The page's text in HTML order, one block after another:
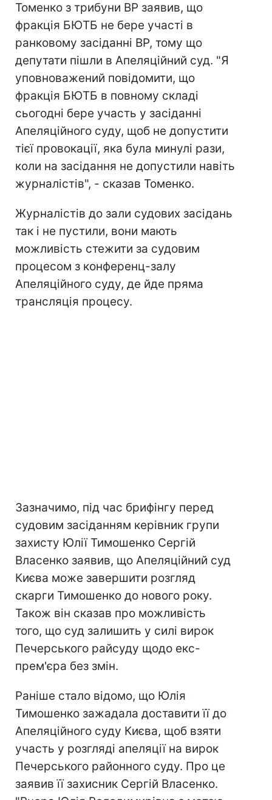
Томенко з трибуни ВР заявив, що
фракція БЮТБ не бере участі в
ранковому засіданні ВР, тому що
депутати пішли в Апеляційний суд. "Я
уповноважений повідомити, що
фракція БЮТБ в повному складі
сьогодні бере участь у засіданні
Апеляційного суду, щоб не допустити
тієї провокації, яка була минулі рази,
коли на засідання не допустили навіть
журналістів", - сказав Томенко.
Журналістів до зали судових засідань
так і не пустили, вони мають
можливість стежити за судовим
процесом з конференц-залу
Апеляційного суду, де йде пряма
трансляція процесу.
Зазначимо, під час брифінгу перед
судовим засіданням керівник групи
захисту Юлії Тимошенко Сергій
Власенко заявив, що Апеляційний суд
Києва може завершити розгляд
скарги Тимошенко до нового року.
Також він сказав про можливість
того, що суд залишить у силі вирок
Печерського райсуду щодо екс-
прем'єра без змін.
Раніше стало відомо, що Юлія
Тимошенко зажадала доставити її до
Апеляційного суду Києва, щоб взяти
участь у розгляді апеляції на вирок
Печерського районного суду. Про це
заявив її захисник Сергій Власенко.